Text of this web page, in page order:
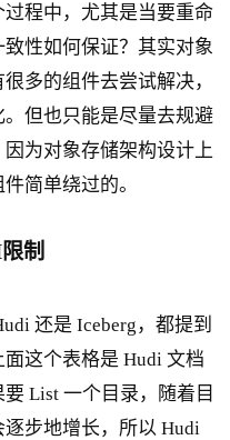
程中，尤其是当要重命
性如何保证？其实对象
多的组件去尝试解决，
但也只能是尽量去规避
为对象存储架构设计上
简单绕过的。
制
还是 Iceberg，都提到
这个表格是 Hudi 文档
List 一个目录，随着目
步地增长，所以 Hudi